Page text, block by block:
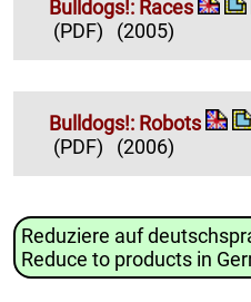
Bulldogs!: Races
(PDF)
(2005)
Bulldogs!: Robots
(PDF)
(2006)
Reduziere auf
Reduce to products in